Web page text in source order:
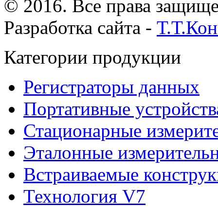
© 2016. Все права
Разработка сайта -
Категории продукции
Регистраторы данных
Портативные
Стационарные
Эталонные
Встраиваемые
Технология V7